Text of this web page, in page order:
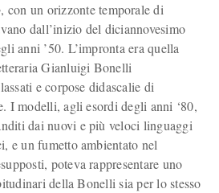
, con un orizzonte temporale di
dall’inizio del diciannovesimo
anni ’50. L’impronta era quella
Gianluigi Bonelli
e corpose didascalie di
I modelli, agli esordi degli anni ‘80,
dai nuovi e più veloci linguaggi
e un fumetto ambientato nel
poteva rappresentare uno
della Bonelli sia per lo stesso